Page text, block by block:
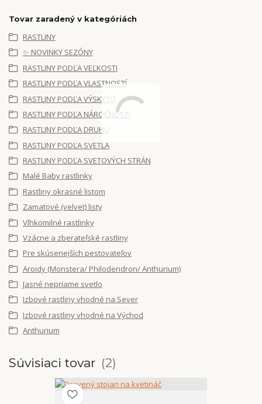
Tovar zaradený v kategóriách
RASTLINY
✨ NOVINKY SEZÓNY
RASTLINY PODĽA VEĽKOSTI
RASTLINY PODĽA VLASTNOSTÍ
RASTLINY PODĽA VÝSKYTU
RASTLINY PODĽA NÁROČNOSTI
RASTLINY PODĽA DRUHU
RASTLINY PODĽA SVETLA
RASTLINY PODĽA SVETOVÝCH STRÁN
Malé Baby rastlinky
Rastliny okrasné listom
Zamatové (velvet) listy
Vlhkomilné rastlinky
Vzácne a zberateľské rastliny
Pre skúsenejších pestovateľov
Aroidy (Monstera/ Philodendron/ Anthurium)
Jasné nepriame svetlo
Izbové rastliny vhodné na Sever
Izbové rastliny vhodné na Východ
Anthurium
Súvisiaci tovar 2